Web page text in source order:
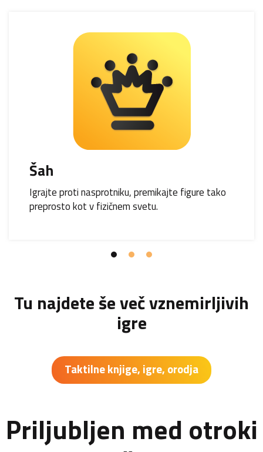
Šah
Igrajte proti nasprotniku, premikajte figure tako
preprosto kot v fizičnem svetu.
Tu najdete še več vznemirljivih
igre
Taktilne knjige, igre, orodja
Priljubljen med otroki